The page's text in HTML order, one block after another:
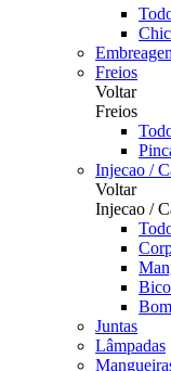
Freios
Voltar
Freios
Injecao /
Voltar
Injecao /
Juntas
Lâmpadas